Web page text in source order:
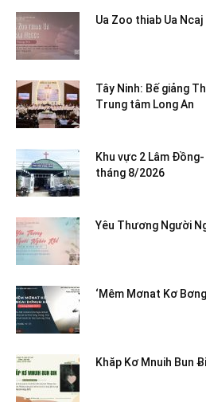
Ua Zoo thiab Ua
Tây Ninh: Bế giảng
Trung tâm Long An
Khu vực 2 Lâm
tháng 8/2026
Yêu Thương Người
‘Mêm Mơnat Kơ
Khăp Kơ Mnuih Bun